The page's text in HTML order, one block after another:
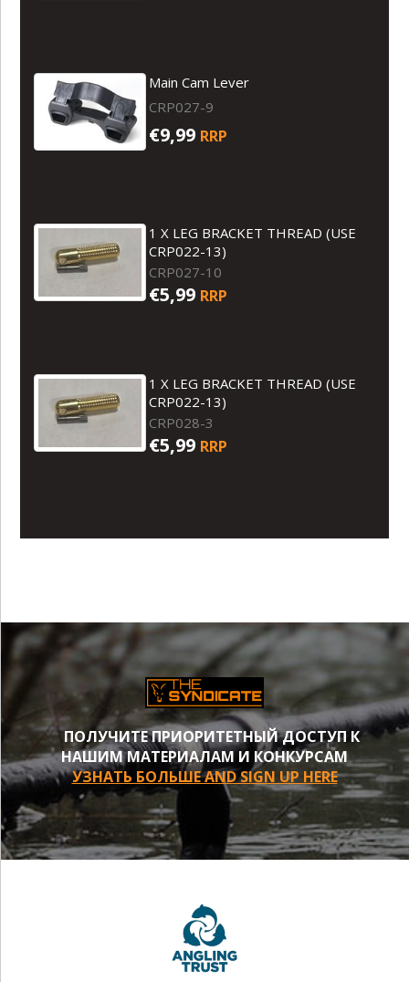
Main Cam Lever
CRP027-9
€9,99 RRP
1 X LEG BRACKET THREAD (USE
CRP022-13)
CRP027-10
€5,99 RRP
1 X LEG BRACKET THREAD (USE
CRP022-13)
CRP028-3
€5,99 RRP
ПОЛУЧИТЕ ПРИОРИТЕТНЫЙ ДОСТУП К
НАШИМ МАТЕРИАЛАМ И КОНКУРСАМ
УЗНАТЬ БОЛЬШЕ AND SIGN UP HERE